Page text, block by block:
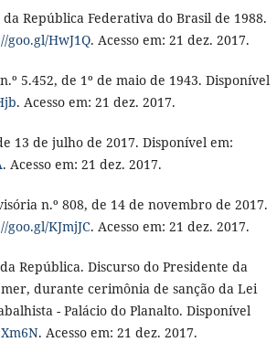
da República Federativa do Brasil de 1988.
goo.gl/HwJ1Q. Acesso em: 21 dez. 2017.
5.452, de 1º de maio de 1943. Disponível
. Acesso em: 21 dez. 2017.
13 de julho de 2017. Disponível em:
. Acesso em: 21 dez. 2017.
n.º 808, de 14 de novembro de 2017.
goo.gl/KJmjJC. Acesso em: 21 dez. 2017.
República. Discurso do Presidente da
durante cerimônia de sanção da Lei
- Palácio do Planalto. Disponível
. Acesso em: 21 dez. 2017.